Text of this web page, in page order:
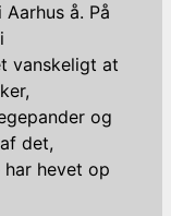
å. På
vanskeligt at
og
det,
hevet op